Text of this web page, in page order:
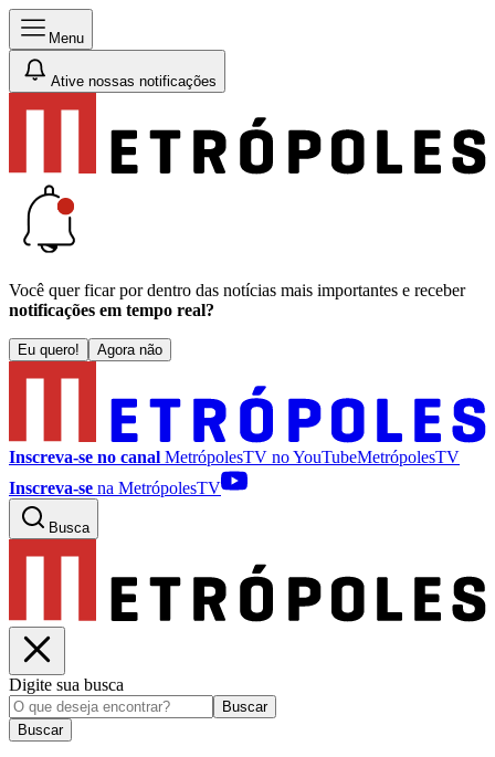
Menu
Ative nossas notificações
Você quer ficar por dentro das notícias mais importantes e receber
notificações em tempo real?
Eu quero! Agora não
Inscreva-se no canal MetrópolesTV noYouTubeMetrópolesTV
Inscreva-se na MetrópolesTV
Busca
Digite sua busca
Buscar
Buscar